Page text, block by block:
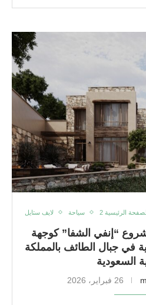
الرئيسية 2 سياحة لايف ستايل
“إنفي الشفا” كوجهة
في جبال الطائف بالمملكة
السعودية
26 فبراير، 2026